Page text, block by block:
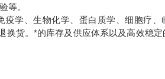
等。
学、生物化学、蛋白质学、细胞疗、
换货。 *的库存及供应体系以及高效稳定